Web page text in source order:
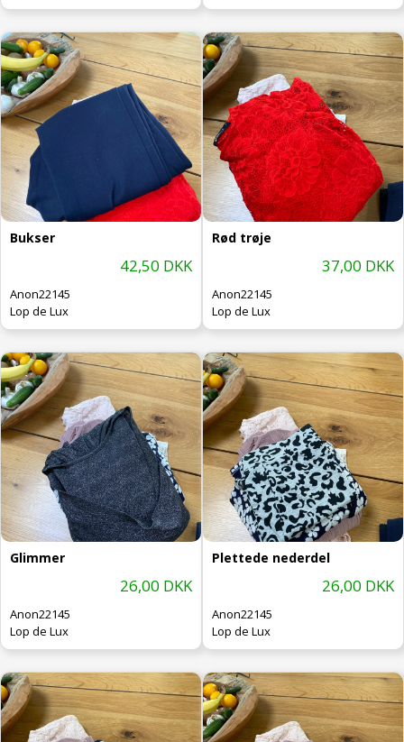
Bukser
42,50 DKK
Anon22145
Lop de Lux
Rød trøje
37,00 DKK
Anon22145
Lop de Lux
Glimmer
26,00 DKK
Anon22145
Lop de Lux
Plettede nederdel
26,00 DKK
Anon22145
Lop de Lux